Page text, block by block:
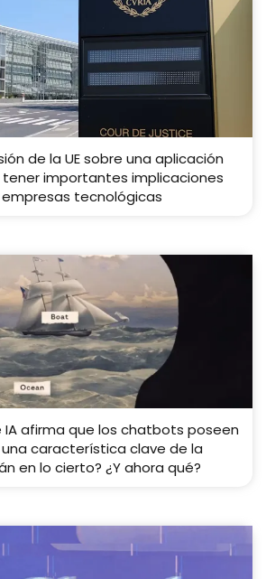
de la UE sobre una aplicación
importantes implicaciones
tecnológicas
IA afirma que los chatbots poseen
característica clave de la
en lo cierto? ¿Y ahora qué?